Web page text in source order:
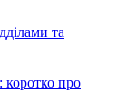
та
коротко про